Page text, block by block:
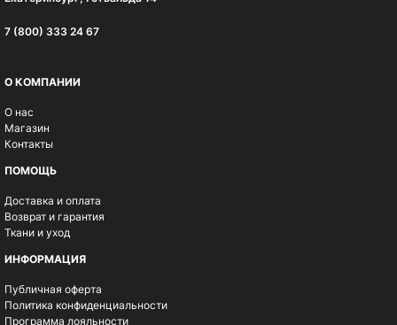
7 (800) 333 24 67
О КОМПАНИИ
О нас
Магазин
Контакты
ПОМОЩЬ
Доставка и оплата
Возврат и гарантия
Ткани и уход
ИНФОРМАЦИЯ
Публичная оферта
Политика конфиденциальности
Программа лояльности